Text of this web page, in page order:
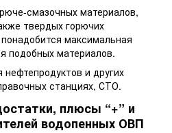
смазочных материалов,
твердых горючих
максимальная
подобных материалов.
нефтепродуктов и других
станциях, СТО.
плюсы “+” и
водопенных ОВП